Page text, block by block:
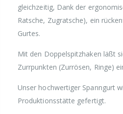
gleichzeitig, Dank der
Ratsche, Zugratsche), ein
Gurtes.
Mit den Doppelspitzhaken läßt
Zurrpunkten (Zurrösen, Ringe)
Unser hochwertiger Spanngurt
Produktionsstätte gefertigt.